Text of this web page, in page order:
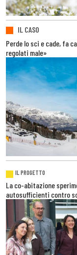
IL CASO
Perde lo sci e cade, fa
regolati male»
IL PROGETTO
La co-abitazione
autosufficienti contro